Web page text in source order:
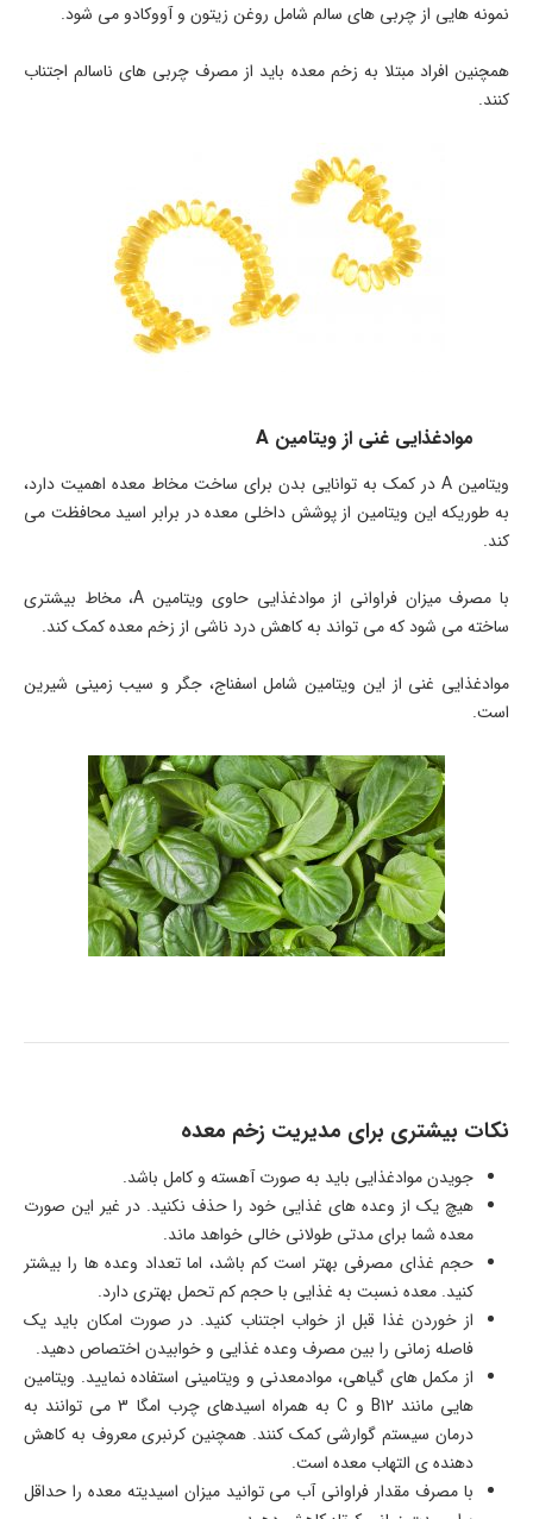
نمونه هایی از چربی های سالم شامل روغن زیتون و آووکادو می شود.
همچنین افراد مبتلا به زخم معده باید از مصرف چربی های ناسالم اجتناب
کنند.
موادغذایی غنی از ویتامین A
ویتامین A در کمک به توانایی بدن برای ساخت مخاط معده اهمیت دارد،
به طوریکه این ویتامین از پوشش داخلی معده در برابر اسید محافظت می
کند.
با مصرف میزان فراوانی از موادغذایی حاوی ویتامین A، مخاط بیشتری
ساخته می شود که می تواند به کاهش درد ناشی از زخم معده کمک کند.
موادغذایی غنی از این ویتامین شامل اسفناج، جگر و سیب زمینی شیرین
است.
نکات بیشتری برای مدیریت زخم معده
جویدن موادغذایی باید به صورت آهسته و کامل باشد.
هیچ یک از وعده های غذایی خود را حذف نکنید. در غیر این صورت
معده شما برای مدتی طولانی خالی خواهد ماند.
حجم غذای مصرفی بهتر است کم باشد، اما تعداد وعده ها را بیشتر
کنید. معده نسبت به غذایی با حجم کم تحمل بهتری دارد.
از خوردن غذا قبل از خواب اجتناب کنید. در صورت امکان باید یک
فاصله زمانی را بین مصرف وعده غذایی و خوابیدن اختصاص دهید.
از مکمل های گیاهی، موادمعدنی و ویتامینی استفاده نمایید. ویتامین
هایی مانند B12 و C به همراه اسیدهای چرب امگا 3 می توانند به
درمان سیستم گوارشی کمک کنند. همچنین کرنبری معروف به کاهش
دهنده ی التهاب معده است.
با مصرف مقدار فراوانی آب می توانید میزان اسیدیته معده را حداقل